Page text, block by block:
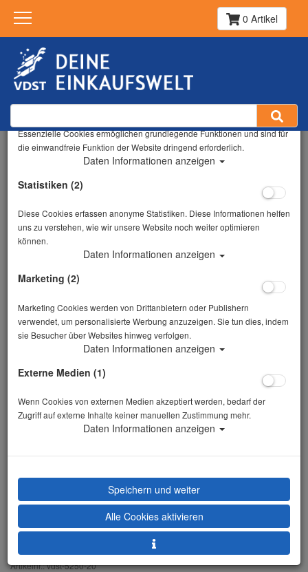
0 Artikel
Zurück
Alle Artikel zeigen aus: Logbücher & Pässe
Wettkampfausweis -
Unterwasser-Rugby
Schiedsrichter-/
Artikelnr.: vdst-5250-20
Datenschutzeinstellungen
Essenzielle Cookies ermöglichen grundlegende Funktionen und sind für
die einwandfreie Funktion der Website dringend erforderlich.
Daten Informationen anzeigen
Statistiken (2)
Diese Cookies erfassen anonyme Statistiken. Diese Informationen helfen
uns zu verstehen, wie wir unsere Website noch weiter optimieren
können.
Daten Informationen anzeigen
Marketing (2)
Marketing Cookies werden von Drittanbietern oder Publishern
verwendet, um personalisierte Werbung anzuzeigen. Sie tun dies, indem
sie Besucher über Websites hinweg verfolgen.
Daten Informationen anzeigen
Externe Medien (1)
Wenn Cookies von externen Medien akzeptiert werden, bedarf der
Zugriff auf externe Inhalte keiner manuellen Zustimmung mehr.
Daten Informationen anzeigen
Speichern und weiter
Alle Cookies aktivieren